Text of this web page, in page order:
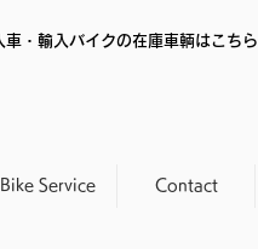
車・輸入バイクの在庫車輌はこちら
Bike Service Contact